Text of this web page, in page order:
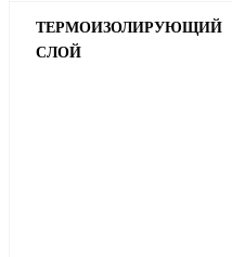
ТЕРМОИЗОЛИРУЮЩИЙ
СЛОЙ